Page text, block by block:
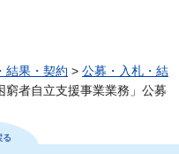
結果・契約 > 公募・入札・結
窮者自立支援事業業務」公募
る